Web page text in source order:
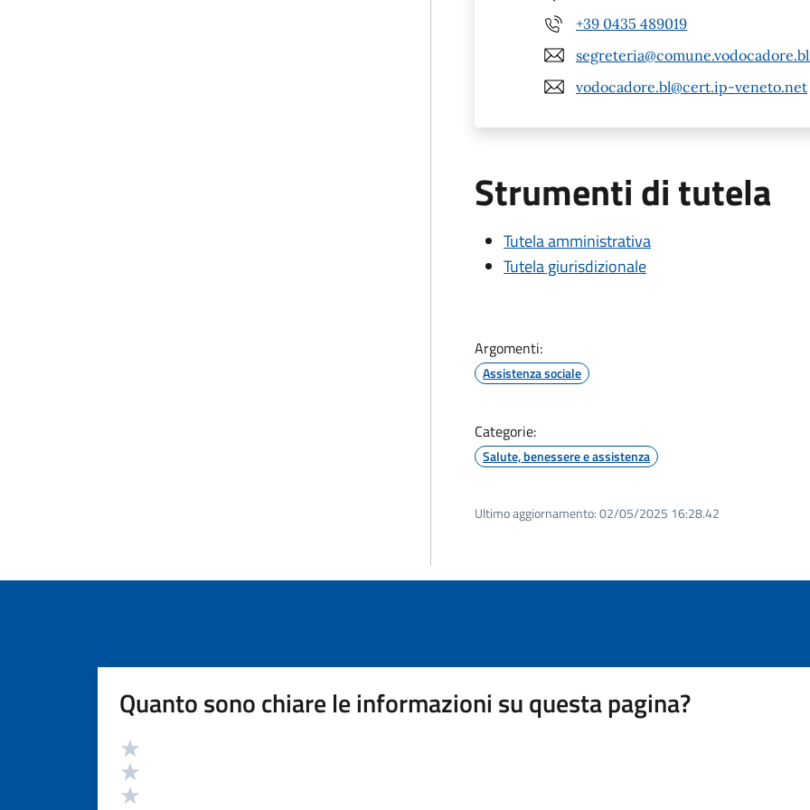
+39 0435 489019
vodocadore.bl@cert.ip-veneto.net
Strumenti di tutela
Tutela amministrativa
Tutela giurisdizionale
Argomenti:
Assistenza sociale
Categorie:
Salute, benessere e assistenza
Ultimo aggiornamento:02/05/2025 16:28.42
Quanto sono chiare le informazioni su questa pagina?
Valutazione